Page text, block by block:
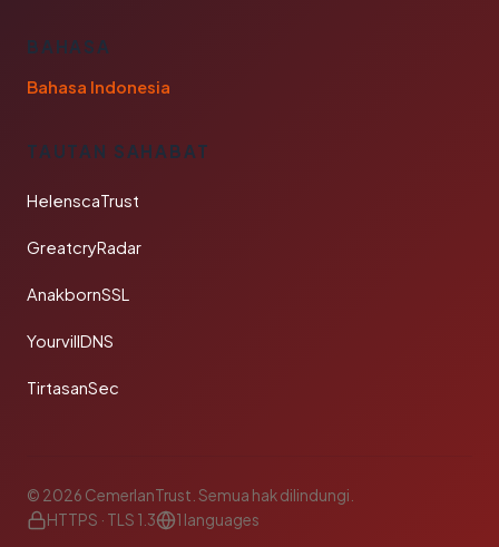
BAHASA
Bahasa Indonesia
TAUTAN SAHABAT
HelenscaTrust
GreatcryRadar
AnakbornSSL
YourvillDNS
TirtasanSec
© 2026 CemerlanTrust. Semua hak dilindungi.
HTTPS · TLS 1.3
1 languages